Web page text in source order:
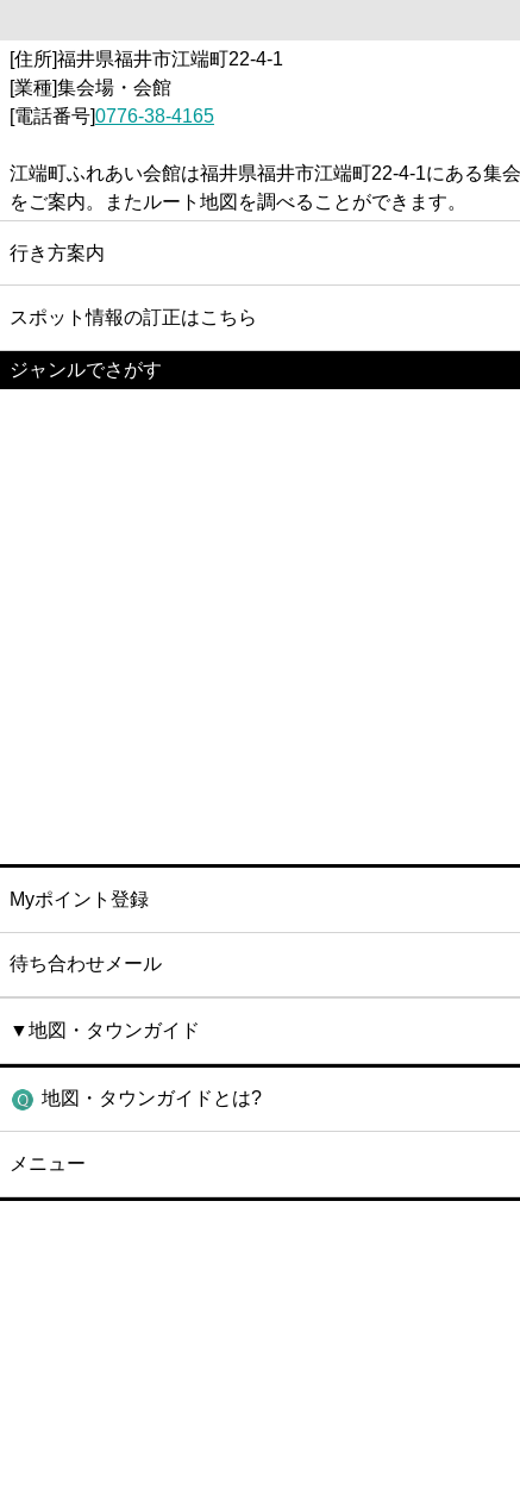
[住所]福井県福井市江端町22-4-1
[業種]集会場・会館
[電話番号]0776-38-4165
江端町ふれあい会館は福井県福井市江端町22-4-1にある集
をご案内。またルート地図を調べることができます。
行き方案内
スポット情報の訂正はこちら
ジャンルでさがす
Myポイント登録
待ち合わせメール
▼地図・タウンガイド
地図・タウンガイドとは?
メニュー